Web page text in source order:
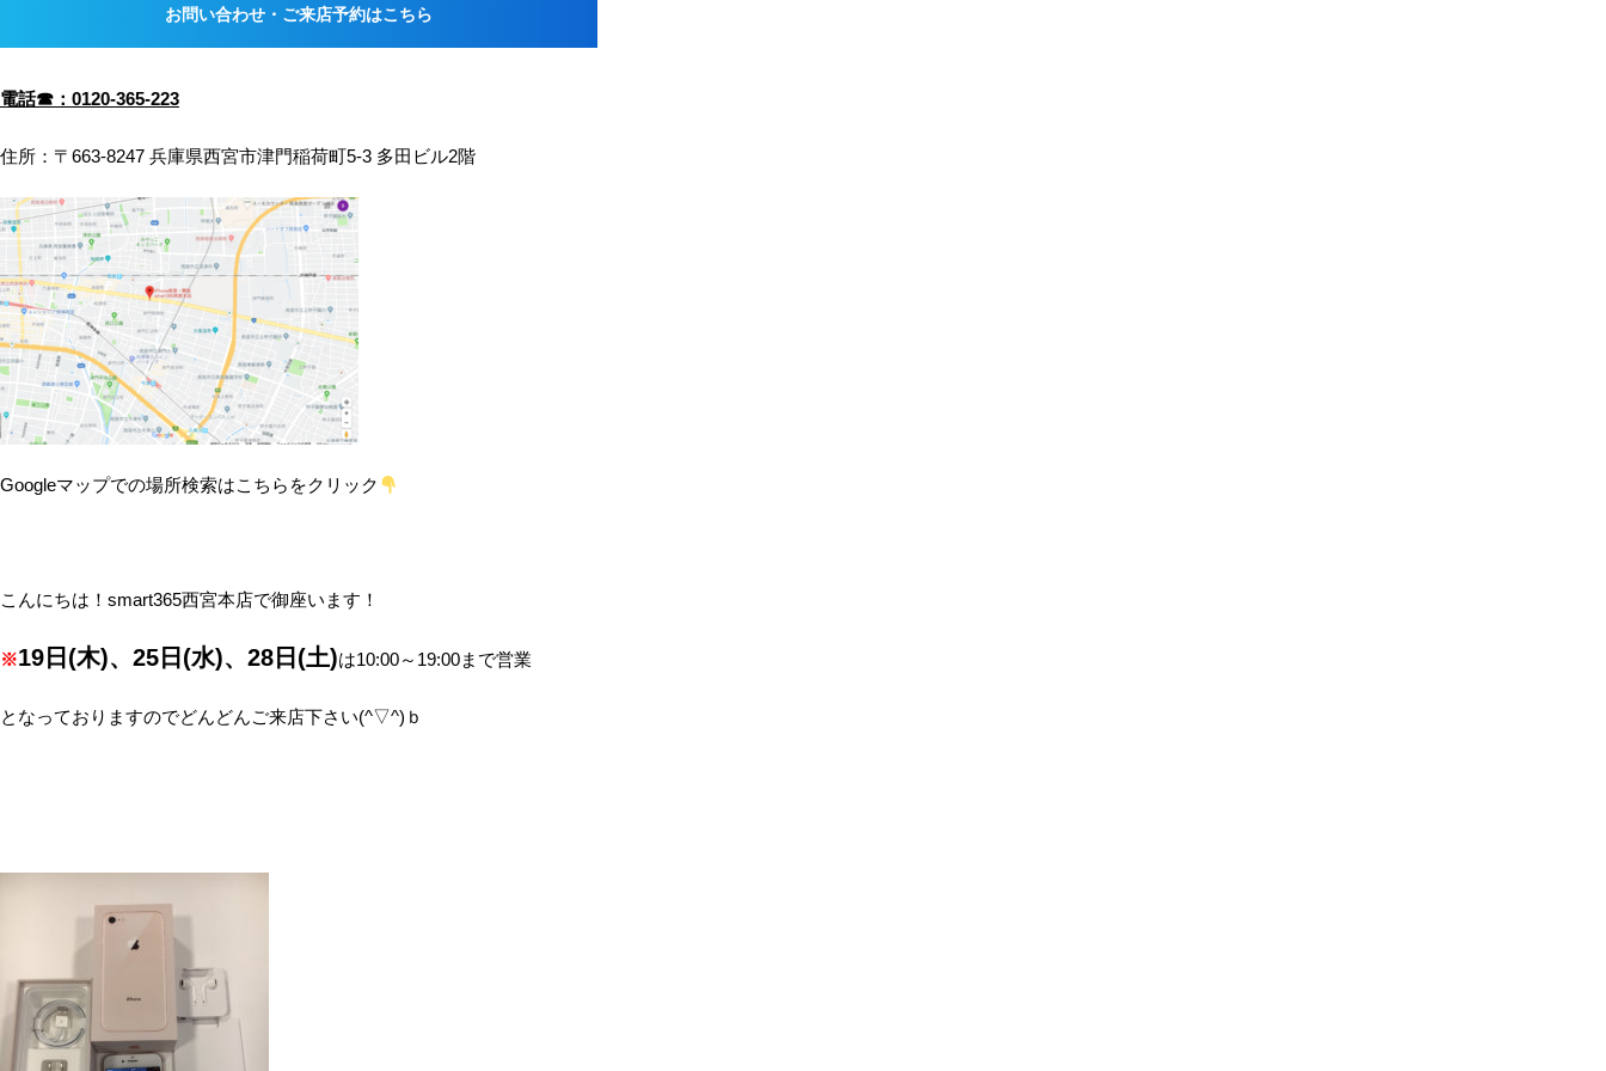
電話☎：0120-365-223
住所：〒663-8247 兵庫県西宮市津門稲荷町5-3 多田ビル2階
Googleマップでの場所検索はこちらをクリック
こんにちは！smart365西宮本店で御座います！
※19日(木)、25日(水)、28日(土)は10:00～19:00まで営業
となっておりますのでどんどんご来店下さい(^▽^)ｂ